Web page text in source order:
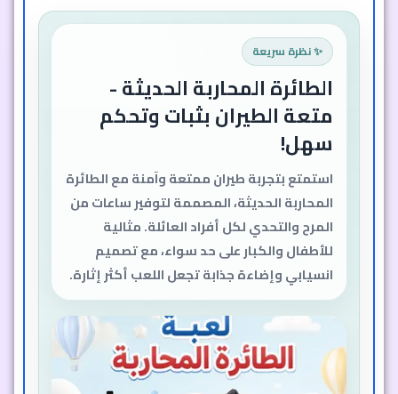
✨ نظرة سريعة
الطائرة المحاربة الحديثة -
متعة طيران حقيقية بتحكم
سهل وإضاءة ساحرة
استمتع بتجربة طيران مثالية مع الطائرة
المحاربة الحديثة، المصممة لتوفير متعة آمنة
وساعات طويلة من التحدي والمرح لكل أفراد
العائلة. تحكم سهل، تصميم انسيابي، وإضاءة
جذابة تجعلها الخيار الأمثل للعب والهواية.